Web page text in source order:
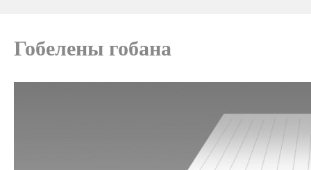
Гобелены гобана